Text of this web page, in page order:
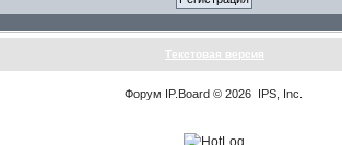
Текстовая версия
Форум IP.Board © 2026 IPS, Inc